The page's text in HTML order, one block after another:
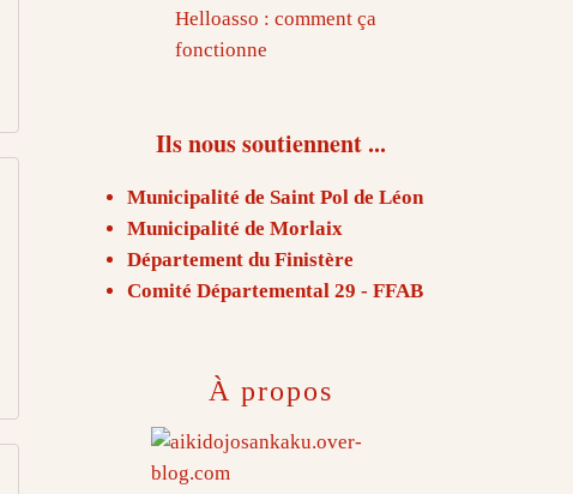
À propos
Helloasso : comment ça
fonctionne
Ils nous soutiennent ...
Municipalité de Saint Pol de Léon
Municipalité de Morlaix
Département du Finistère
Comité Départemental 29 - FFAB